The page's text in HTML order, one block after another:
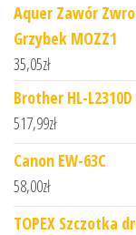
Aquer Zawór
Grzybek MOZZ1
35,05zł
Brother HL-L2310D
517,99zł
Canon EW-63C
58,00zł
TOPEX Szczotka